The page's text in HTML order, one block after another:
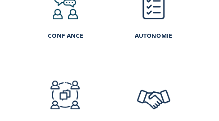
CONFIANCE AUTONOMIE